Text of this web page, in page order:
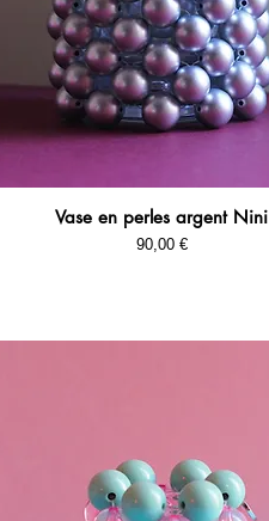
Aperçu rapide
Vase en perles argent Nini
Prix
90,00 €